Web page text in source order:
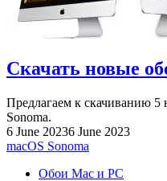
Скачать новые
Предлагаем к скачиванию 5
Sonoma.
6 June 20236 June 2023
macOS Sonoma
Обои Mac и PC